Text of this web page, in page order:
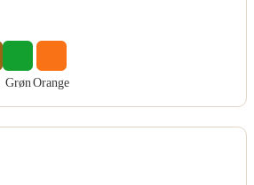
Grøn Orange